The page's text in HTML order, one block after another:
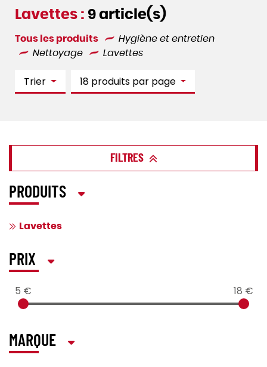
Lavettes : 9 article(s)
Tous les produits
Hygiène et entretien
Nettoyage
Lavettes
Trier 18 produits par page
FILTRES
PRODUITS
Lavettes
PRIX
5 € 18 €
MARQUE